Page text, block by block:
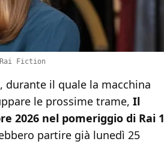
Fiction
durante il quale la macchina
le prossime trame, Il
2026 nel pomeriggio di Rai 1
partire già lunedì 25